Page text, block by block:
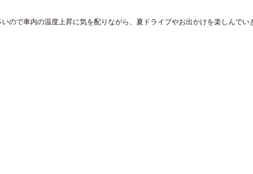
ので車内の温度上昇に気を配りながら、夏ドライブやお出かけを楽しんでい